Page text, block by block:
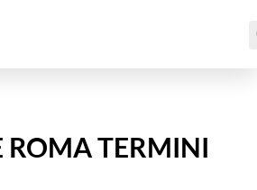
ROMA TERMINI